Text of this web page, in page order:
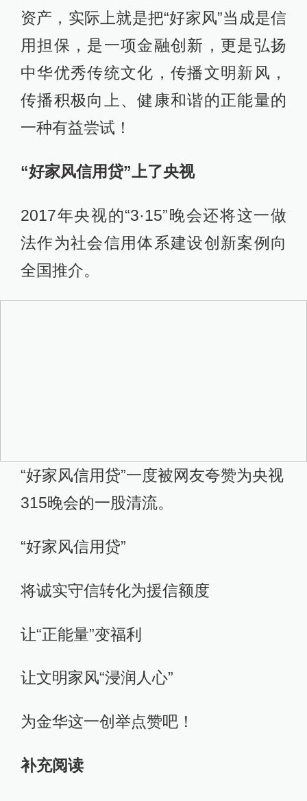
资产，实际上就是把“好家风”当成是信
用担保，是一项金融创新，更是弘扬
中华优秀传统文化，传播文明新风，
传播积极向上、健康和谐的正能量的
一种有益尝试！
“好家风信用贷”上了央视
2017年央视的“3·15”晚会还将这一做
法作为社会信用体系建设创新案例向
全国推介。
“好家风信用贷”一度被网友夸赞为央视
315晚会的一股清流。
“好家风信用贷”
将诚实守信转化为援信额度
让“正能量”变福利
让文明家风“浸润人心”
为金华这一创举点赞吧！
补充阅读